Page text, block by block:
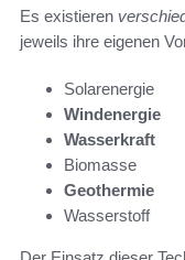
Es existieren
jeweils ihre eigenen
Solarenergie
Windenergie
Wasserkraft
Biomasse
Geothermie
Wasserstoff